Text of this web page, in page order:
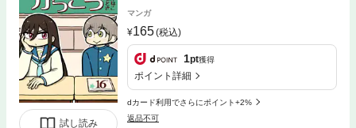
試し読み
マンガ
165(税込)
1pt獲得
ポイント詳細
dカード利用でさらにポイント+2%
返品不可